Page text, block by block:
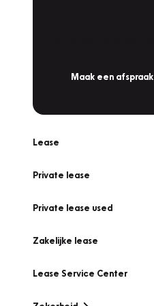
Maak een afspraak
Lease
Private lease
Private lease used
Zakelijke lease
Lease Service Center